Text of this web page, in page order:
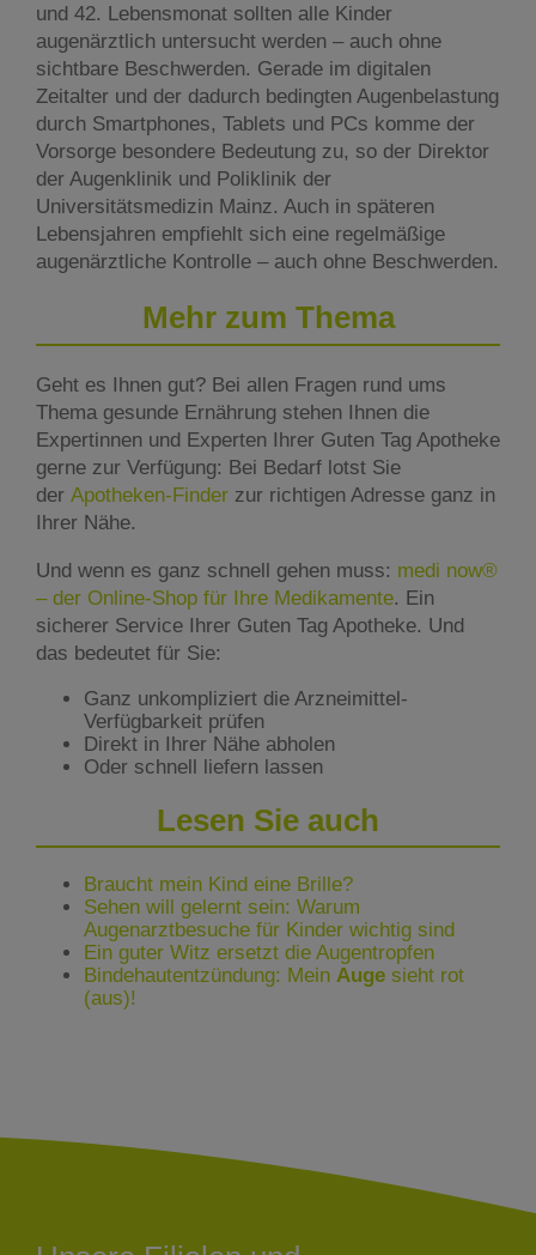
und 42. Lebensmonat sollten alle Kinder
augenärztlich untersucht werden – auch ohne
sichtbare Beschwerden. Gerade im digitalen
Zeitalter und der dadurch bedingten Augenbelastung
durch Smartphones, Tablets und PCs komme der
Vorsorge besondere Bedeutung zu, so der Direktor
der Augenklinik und Poliklinik der
Universitätsmedizin Mainz. Auch in späteren
Lebensjahren empfiehlt sich eine regelmäßige
augenärztliche Kontrolle – auch ohne Beschwerden.
Mehr zum Thema
Geht es Ihnen gut? Bei allen Fragen rund ums
Thema gesunde Ernährung stehen Ihnen die
Expertinnen und Experten Ihrer Guten Tag Apotheke
gerne zur Verfügung: Bei Bedarf lotst Sie
der Apotheken-Finder zur richtigen Adresse ganz in
Ihrer Nähe.
Und wenn es ganz schnell gehen muss: medi now®
– der Online-Shop für Ihre Medikamente. Ein
sicherer Service Ihrer Guten Tag Apotheke. Und
das bedeutet für Sie:
Ganz unkompliziert die Arzneimittel-
Verfügbarkeit prüfen
Direkt in Ihrer Nähe abholen
Oder schnell liefern lassen
Lesen Sie auch
Braucht mein Kind eine Brille?
Sehen will gelernt sein: Warum
Augenarztbesuche für Kinder wichtig sind
Ein guter Witz ersetzt die Augentropfen
Bindehautentzündung: Mein Auge sieht rot
(aus)!